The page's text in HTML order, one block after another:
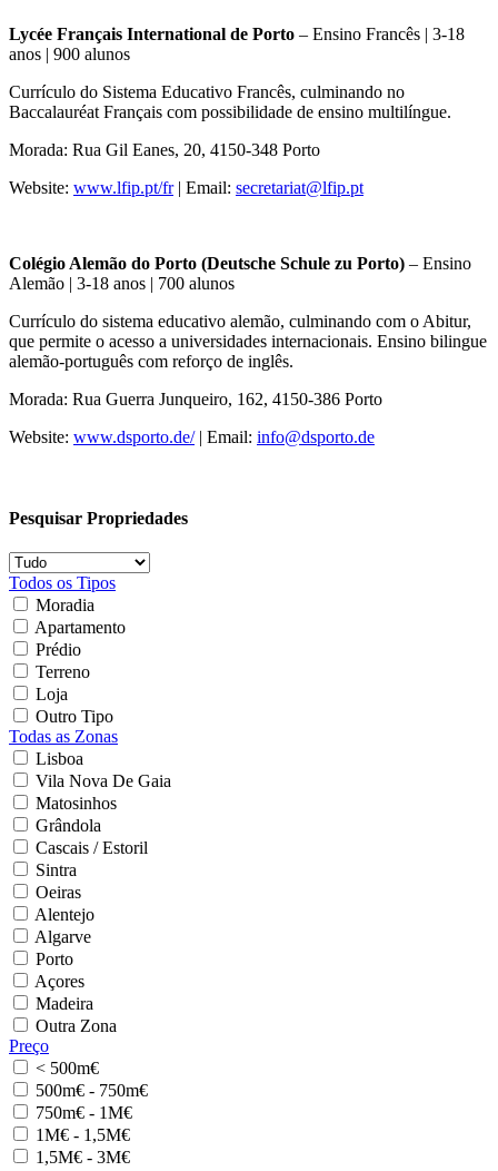
Lycée Français International de Porto – Ensino Francês | 3-18
anos | 900 alunos
Currículo do Sistema Educativo Francês, culminando no
Baccalauréat Français com possibilidade de ensino multilíngue.
Morada: Rua Gil Eanes, 20, 4150-348 Porto
Website: www.lfip.pt/fr| Email: secretariat@lfip.pt
Colégio Alemão do Porto (Deutsche Schule zu Porto) – Ensino
Alemão | 3-18 anos | 700 alunos
Currículo do sistema educativo alemão, culminando com o Abitur,
que permite o acesso a universidades internacionais. Ensino bilingue
alemão-português com reforço de inglês.
Morada: Rua Guerra Junqueiro, 162, 4150-386 Porto
Website: www.dsporto.de/| Email: info@dsporto.de
Pesquisar Propriedades
Todos os Tipos
Moradia
Apartamento
Prédio
Terreno
Loja
Outro Tipo
Todas as Zonas
Lisboa
Vila Nova De Gaia
Matosinhos
Grândola
Cascais / Estoril
Sintra
Oeiras
Alentejo
Algarve
Porto
Açores
Madeira
Outra Zona
Preço
< 500m€
500m€ - 750m€
750m€ - 1M€
1M€ - 1,5M€
1,5M€ - 3M€